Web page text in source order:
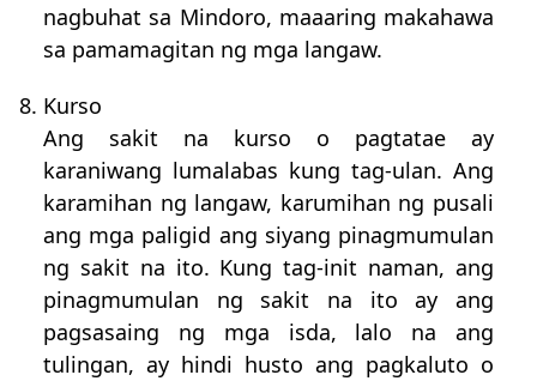
nagbuhat sa Mindoro, maaaring makahawa
sa pamamagitan ng mga langaw.
8. Kurso
Ang sakit na kurso o pagtatae ay
karaniwang lumalabas kung tag-ulan. Ang
karamihan ng langaw, karumihan ng pusali
ang mga paligid ang siyang pinagmumulan
ng sakit na ito. Kung tag-init naman, ang
pinagmumulan ng sakit na ito ay ang
pagsasaing ng mga isda, lalo na ang
tulingan, ay hindi husto ang pagkaluto o